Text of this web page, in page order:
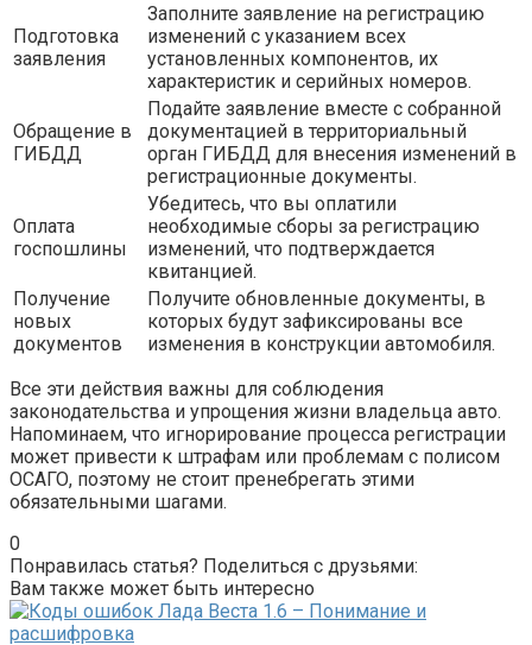
Подготовка
заявления
Заполните заявление на регистрацию
изменений с указанием всех
установленных компонентов, их
характеристик и серийных номеров.
Обращение в
ГИБДД
Подайте заявление вместе с собранной
документацией в территориальный
орган ГИБДД для внесения изменений в
регистрационные документы.
Оплата
госпошлины
Убедитесь, что вы оплатили
необходимые сборы за регистрацию
изменений, что подтверждается
квитанцией.
Получение
новых
документов
Получите обновленные документы, в
которых будут зафиксированы все
изменения в конструкции автомобиля.
Все эти действия важны для соблюдения
законодательства и упрощения жизни владельца авто.
Напоминаем, что игнорирование процесса регистрации
может привести к штрафам или проблемам с полисом
ОСАГО, поэтому не стоит пренебрегать этими
обязательными шагами.
0
Понравилась статья? Поделиться с друзьями:
Вам также может быть интересно